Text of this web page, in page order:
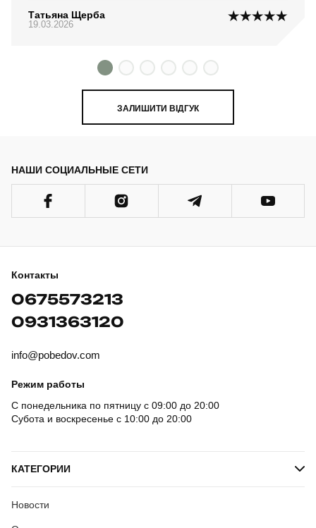
тканина, але нічого подібного. Фліс з внутрішньої
сторони приємно торкається до шкіри і ефекту парки
Татьяна Щерба
19.03.2026
ЗАЛИШИТИ ВІДГУК
НАШИ СОЦИАЛЬНЫЕ СЕТИ
Контакты
0675573213
0931363120
info@pobedov.com
Режим работы
С понедельника по пятницу с 09:00 до 20:00
Субота и воскресенье с 10:00 до 20:00
КАТЕГОРИИ
Новости